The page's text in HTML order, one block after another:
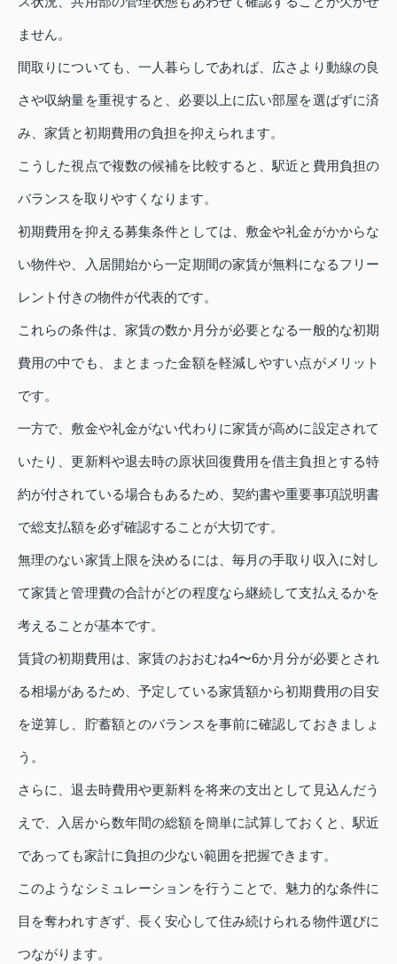
ません。
間取りについても、一人暮らしであれば、広さより動線の良
さや収納量を重視すると、必要以上に広い部屋を選ばずに済
み、家賃と初期費用の負担を抑えられます。
こうした視点で複数の候補を比較すると、駅近と費用負担の
バランスを取りやすくなります。
初期費用を抑える募集条件としては、敷金や礼金がかからな
い物件や、入居開始から一定期間の家賃が無料になるフリー
レント付きの物件が代表的です。
これらの条件は、家賃の数か月分が必要となる一般的な初期
費用の中でも、まとまった金額を軽減しやすい点がメリット
です。
一方で、敷金や礼金がない代わりに家賃が高めに設定されて
いたり、更新料や退去時の原状回復費用を借主負担とする特
約が付されている場合もあるため、契約書や重要事項説明書
で総支払額を必ず確認することが大切です。
無理のない家賃上限を決めるには、毎月の手取り収入に対し
て家賃と管理費の合計がどの程度なら継続して支払えるかを
考えることが基本です。
賃貸の初期費用は、家賃のおおむね4〜6か月分が必要とされ
る相場があるため、予定している家賃額から初期費用の目安
を逆算し、貯蓄額とのバランスを事前に確認しておきましょ
う。
さらに、退去時費用や更新料を将来の支出として見込んだう
えで、入居から数年間の総額を簡単に試算しておくと、駅近
であっても家計に負担の少ない範囲を把握できます。
このようなシミュレーションを行うことで、魅力的な条件に
目を奪われすぎず、長く安心して住み続けられる物件選びに
つながります。